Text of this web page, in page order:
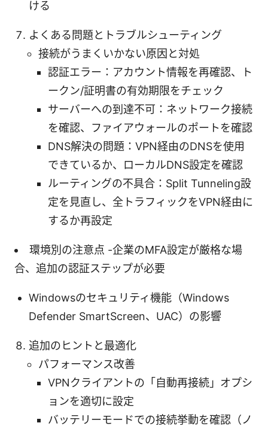
ける
よくある問題とトラブルシューティング
接続がうまくいかない原因と対処
認証エラー：アカウント情報を再確認、ト
ークン/証明書の有効期限をチェック
サーバーへの到達不可：ネットワーク接続
を確認、ファイアウォールのポートを確認
DNS解決の問題：VPN経由のDNSを使用
できているか、ローカルDNS設定を確認
ルーティングの不具合：Split Tunneling設
定を見直し、全トラフィックをVPN経由に
するか再設定
環境別の注意点 -企業のMFA設定が厳格な場
合、追加の認証ステップが必要
Windowsのセキュリティ機能（Windows
Defender SmartScreen、UAC）の影響
追加のヒントと最適化
パフォーマンス改善
VPNクライアントの「自動再接続」オプシ
ョンを適切に設定
バッテリーモードでの接続挙動を確認（ノ